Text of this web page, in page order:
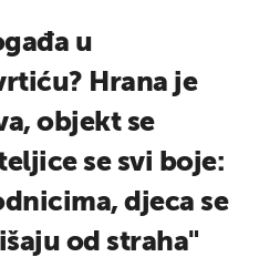
u
Hrana je
objekt se
se svi boje:
djeca se
od straha"